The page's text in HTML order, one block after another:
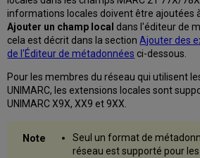
informations locales doivent être ajoutées
Ajouter un champ local dans l'éditeur de
cela est décrit dans la sectionAjouter des
de l'Éditeur de métadonnées ci-dessous.
Pour les membres du réseau qui utilisent
UNIMARC, les extensions locales sont
UNIMARC X9X, XX9 et 9XX.
Seul un format de
réseau est supporté pour